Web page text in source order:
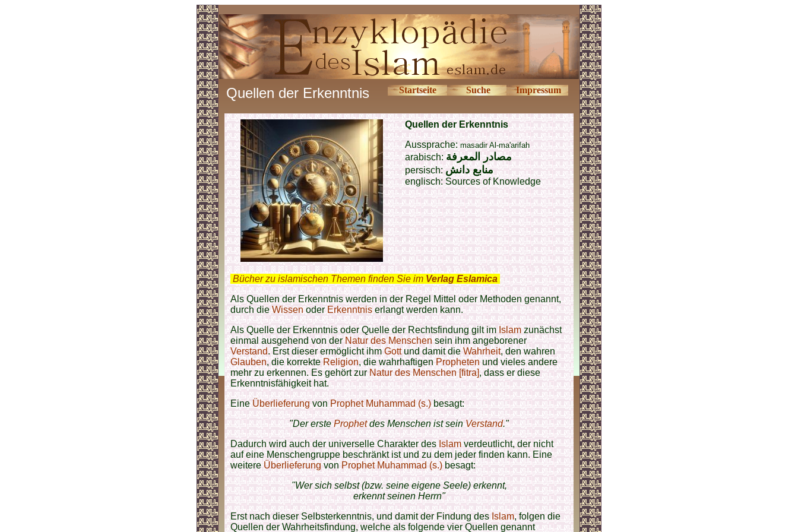
Quellen der Erkenntnis Startseite Suche Impressum
Quellen der Erkenntnis
Aussprache:masadir Al-ma'arifah
arabisch:مصادر المعرفة
persisch:منابع دانش
englisch:Sources of Knowledge
Bücher zu islamischen Themen finden Sie im Verlag Eslamica
Als Quellen der Erkenntnis werden in der Regel Mittel oder Methoden genannt,
durch dieWissenoderErkenntniserlangt werden kann.
Als Quelle der Erkenntnis oder Quelle der Rechtsfindung gilt imIslamzunächst
einmal ausgehend von derNatur des Menschensein ihm angeborener
Verstand. Erst dieser ermöglicht ihmGottund damit dieWahrheit, den wahren
Glauben, die korrekteReligion, die wahrhaftigenProphetenund vieles andere
mehr zu erkennen. Es gehört zurNatur des Menschen [fitra], dass er diese
Erkenntnisfähigkeit hat.
EineÜberlieferungvonProphet Muhammad (s.)besagt:
"Der ersteProphetdes Menschen ist seinVerstand."
Dadurch wird auch der universelle Charakter desIslamverdeutlicht, der nicht
auf eine Menschengruppe beschränkt ist und zu dem jeder finden kann. Eine
weitereÜberlieferungvonProphet Muhammad (s.)besagt:
"Wer sich selbst (bzw. seine eigene Seele) erkennt,
erkennt seinen Herrn"
Erst nach dieser Selbsterkenntnis, und damit der Findung desIslam, folgen die
Quellen der Wahrheitsfindung, welche als folgende vier Quellen genannt